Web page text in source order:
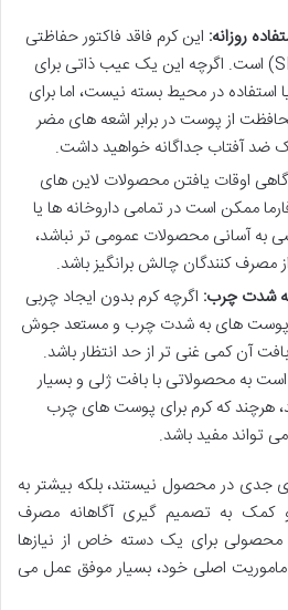
این کرم فاقد فاکتور حفاظتی
در برابر نور خورشید (SPF) است. اگرچه این یک عیب ذاتی برای
در محیط بسته نیست، اما برای
از پوست در برابر اشعه های مضر
گاهی اوقات یافتن محصولات لاین های
ممکن است در تمامی داروخانه ها یا
به آسانی محصولات عمومی تر نباشد،
مصرف کنندگان چالش برانگیز باشد.
شدت چرب: اگرچه کرم بدون ایجاد چربی
پوست های به شدت چرب و مستعد جوش
آن کمی غنی تر از حد انتظار باشد.
است به محصولاتی با بافت ژلی و بسیار
هرچند که کرم برای پوست های چرب
تواند مفید باشد.
جدی در محصول نیستند، بلکه بیشتر به
کمک به تصمیم گیری آگاهانه مصرف
برای یک دسته خاص از نیازها
اصلی خود، بسیار موفق عمل می